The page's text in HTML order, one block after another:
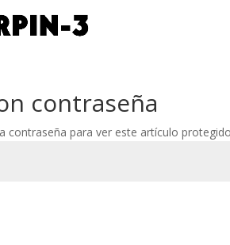
contraseña
contraseña para ver este artículo